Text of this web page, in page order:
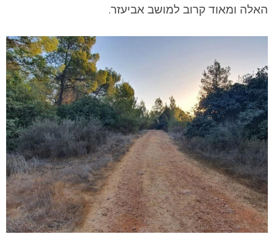
האלה ומאוד קרוב למושב אביעזר.